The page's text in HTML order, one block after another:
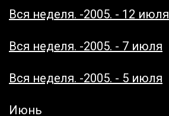
Вся неделя. -2005. - 12 июля
Вся неделя. -2005. - 7 июля
Вся неделя. -2005. - 5 июля
Июнь